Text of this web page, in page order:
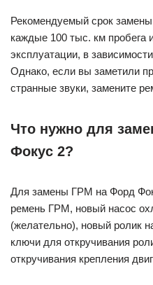
Рекомендуемый срок
каждые 100 тыс. км пробега
эксплуатации, в
Однако, если вы заметили
странные звуки, замените
Что нужно для
Фокус 2?
Для замены ГРМ на Форд
ремень ГРМ, новый насос
(желательно), новый ролик
ключи для откручивания
откручивания крепления